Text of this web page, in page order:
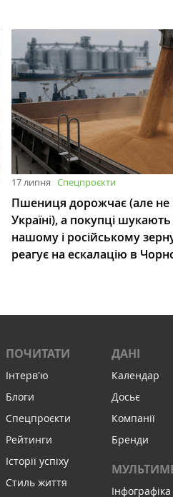
17 липня Спецпроєкти
Пшениця дорожчає (але не
Україні), а покупці
нашому і російському
реагує на ескалацію в
ПОЧИТАТИ
Інтервʼю
Блоги
Спецпроєкти
Рейтинги
Історії успіху
Стиль життя
ДАНІ
Календар
Досьє
Компанії
Бренди
Інфографіка